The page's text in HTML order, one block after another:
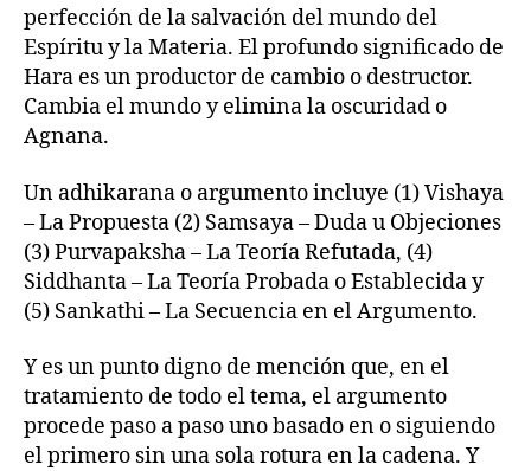
perfección de la salvación del mundo del
Espíritu y la Materia. El profundo significado de
Hara es un productor de cambio o destructor.
Cambia el mundo y elimina la oscuridad o
Agnana.
Un adhikarana o argumento incluye (1) Vishaya
– La Propuesta (2) Samsaya – Duda u Objeciones
(3) Purvapaksha – La Teoría Refutada, (4)
Siddhanta – La Teoría Probada o Establecida y
(5) Sankathi – La Secuencia en el Argumento.
Y es un punto digno de mención que, en el
tratamiento de todo el tema, el argumento
procede paso a paso uno basado en o siguiendo
el primero sin una sola rotura en la cadena. Y